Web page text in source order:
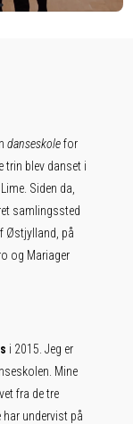
danseskolefor
trin blev danset i
Siden da,
samlingssted
Østjylland, på
og Mariager
i 2015. Jeg er
Mine
fra de tre
undervist på